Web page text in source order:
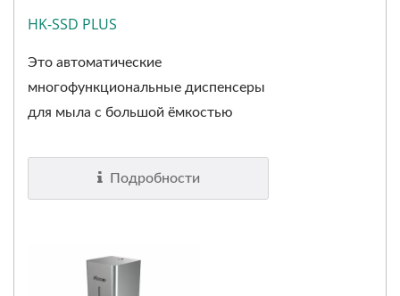
HK-SSD PLUS
Это автоматические
многофункциональные диспенсеры
для мыла с большой ёмкостью
Подробности